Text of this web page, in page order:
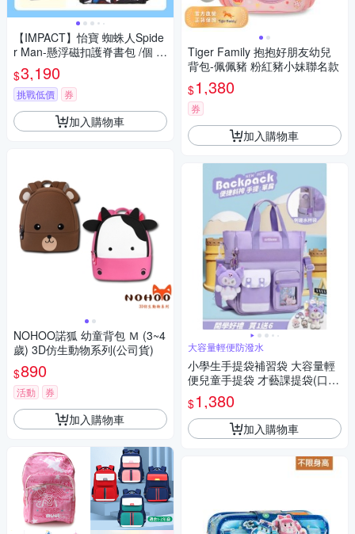
【IMPACT】怡寶 蜘蛛人Spide
r Man-懸浮磁扣護脊書包 /個 I
MMVSD709BK
$3,190
挑戰低價 券
加入購物車
NOHOO諾狐 幼童背包 Ｍ (3~4
歲) 3D仿生動物系列(公司貨)
$890
活動 券
加入購物車
Tiger Family 抱抱好朋友幼兒
背包-佩佩豬 粉紅豬小妹聯名款
$1,380
券
加入購物車
大容量輕便防潑水
小學生手提袋補習袋 大容量輕
便兒童手提袋 才藝課提袋(口袋
款)
$1,380
加入購物車